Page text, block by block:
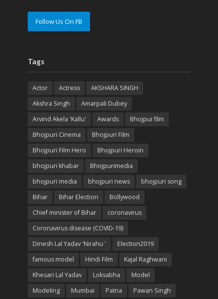
Follow Us On FB
Tags
Actor Actress
AKSHARA SINGH
Akshra Singh
Amarpali Dubey
Arvind Akela 'Kallu'
Awards
Bhojpui film
Bhojpuri Cinema
Bhojpuri Film
Bhojpuri Film Hero
Bhojpuri Heroin
bhojpuri khabar
Bhojpurimedia
bhojpuri media
bhojpuri news
bhojpuri song
Bihar
Bihar Election
Bollywood
Chief minister of Bihar
coronavirus
Coronavirus disease (COVID-19)
Dinesh Lal Yadav 'Nirahu '
Election2019
famous model
Hindi Film
Kajal Raghwani
Khesari Lal Yadav
Loksabha
Model
Modeling
Mumbai Patna Pawan Singh